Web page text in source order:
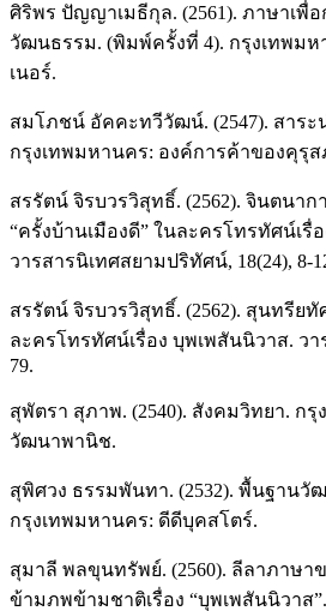
ศิริพร ปัญญาเมธีกุล. (2561). ภาษาเพื่
วัฒนธรรม. (พิมพ์ครั้งที่ 4). กรุงเทพม
เนอร์.
สมโภชน์ อัคคะทวีวัฒน์. (2547). สาระ
กรุงเทพมหานคร: องค์การค้าของคุรุส
สรรัตน์ จิรบวรวิสุทธิ์. (2562). จินตนาก
“ครั้งบ้านเมืองดี” ในละครโทรทัศน์เรื่
วารสารนิเทศสยามปริทัศน์, 18(24), 8-
สรรัตน์ จิรบวรวิสุทธิ์. (2562). สุนทรีย
ละครโทรทัศน์เรื่อง บุพเพสันนิวาส. วา
79.
สุพัตรา สุภาพ. (2540). สังคมวิทยา. ก
วัฒนาพานิช.
สุพิศวง ธรรมพันทา. (2532). พื้นฐานวั
กรุงเทพมหานคร: ดีดีบุคสโตร์.
สุมาลี พลขุนทรัพย์. (2560). ลีลาภาษา
ข้ามภพข้ามชาติเรื่อง “บุพเพสันนิวาส